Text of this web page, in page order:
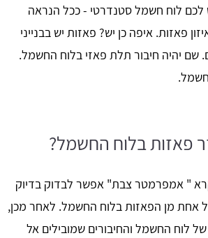
לכם לוח חשמל סטנדרטי - ככל הנראה
פאזות. איפה כן יש? פאזות יש בבנייני
שם יהיה חיבור תלת פאזי בלוח החשמל.
פאזות בלוח החשמל?
" אמפרמטר צבת" אפשר לבדוק בדיוק
אחת מן הפאזות בלוח החשמל. לאחר מכן,
לוח החשמל והחיבורים שמובילים אל